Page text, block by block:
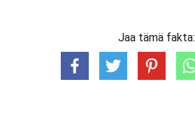
Jaa tämä fakta: